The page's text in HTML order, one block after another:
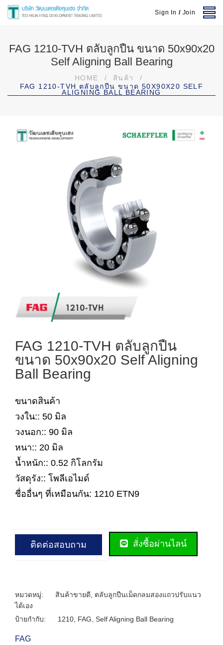
Sign In / Join
FAG 1210-TVH ตลับลูกปืน ขนาด 50x90x20
Self Aligning Ball Bearing
HOME / สินค้า
/
FAG 1210-TVH ตลับลูกปืน ขนาด 50X90X20 SELF
ALIGNING BALL BEARING
FAG 1210-TVH ตลับลูกปืน
ขนาด 50x90x20 Self Aligning
Ball Bearing
ขนาดสินค้า
วงใน:: 50 มิล
วงนอก:: 90 มิล
หนา:: 20 มิล
น้ำหนัก:: 0.52 กิโลกรัม
วัสดุรัง:: โพลีเอไมด์
ชื่ออื่นๆ ที่เหมือนกัน: 1210 ETN9
ติดต่อสอบถาม สั่งซื้อผ่านไลน์
หมวดหมู่: สินค้าขายดี
ตลับลูกปืนเม็ดกลมสองแถวปรับแนว
ได้เอง
ป้ายกำกับ:
1210 FAG Self Aligning Ball Bearing
FAG